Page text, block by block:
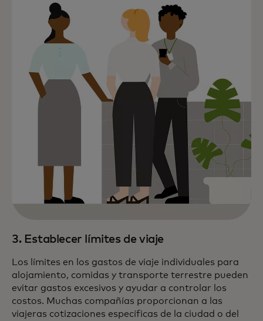
3. Establecer límites de viaje
Los límites en los gastos de viaje individuales para
alojamiento, comidas y transporte terrestre pueden
evitar gastos excesivos y ayudar a controlar los
costos. Muchas compañías proporcionan a las
viajeras cotizaciones específicas de la ciudad o del